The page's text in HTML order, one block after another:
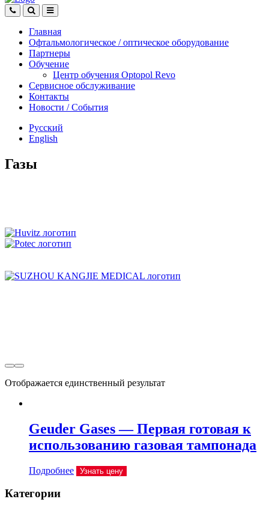
Главная
Офтальмологическое / оптическое оборудование
Партнеры
Обучение
Центр обучения Оptopol Revo
Сервисное обслуживание
Контакты
Новости / События
Русский
English
Газы
Отображается единственный результат
Geuder Gases — Первая готовая к
использованию газовая тампонада
Подробнее Узнать цену
Категории